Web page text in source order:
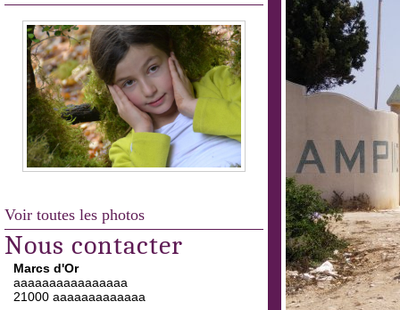
Voir toutes les photos
Nous contacter
Marcs d'Or
aaaaaaaaaaaaaaaa
21000 aaaaaaaaaaaaa